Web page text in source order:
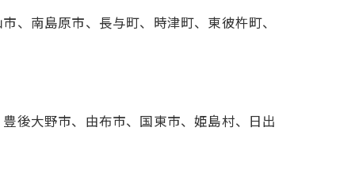
、南島原市、長与町、時津町、東彼杵町、
後大野市、由布市、国東市、姫島村、日出